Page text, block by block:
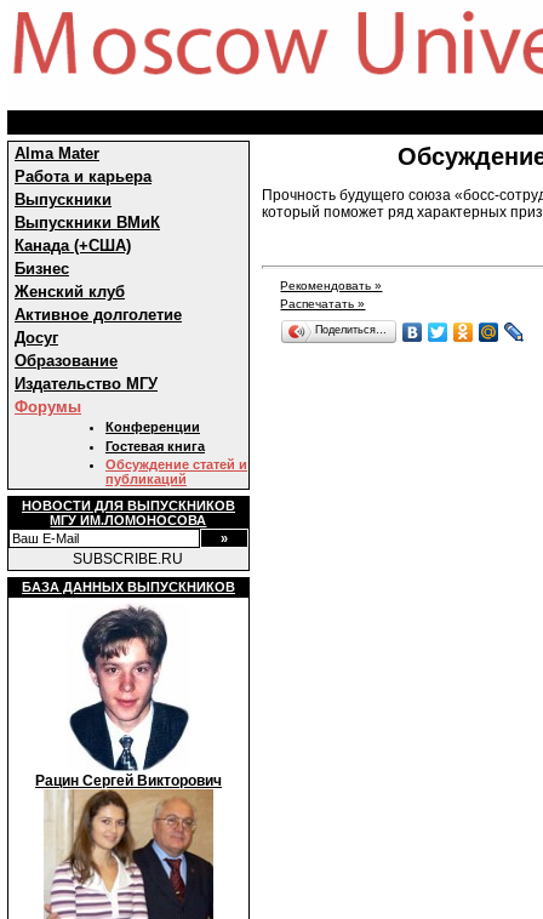
Alma Mater
Работа и карьера
Выпускники
Выпускники ВМиК
Канада (+США)
Бизнес
Женский клуб
Активное долголетие
Досуг
Образование
Издательство МГУ
Форумы
Конференции
Гостевая книга
Обсуждение статей и
публикаций
НОВОСТИ ДЛЯ ВЫПУСКНИКОВ
МГУ ИМ.ЛОМОНОСОВА
SUBSCRIBE.RU
БАЗА ДАННЫХ ВЫПУСКНИКОВ
Рацин Сергей Викторович
Прочность будущего союза «босс-
который поможет ряд характерных
Рекомендовать »
Распечатать »
Поделиться…